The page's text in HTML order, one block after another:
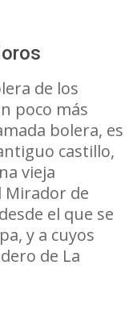
de los
poco más
bolera, es
castillo,
vieja
de
el que se
y a cuyos
de La